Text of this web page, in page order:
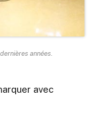
années.
avec